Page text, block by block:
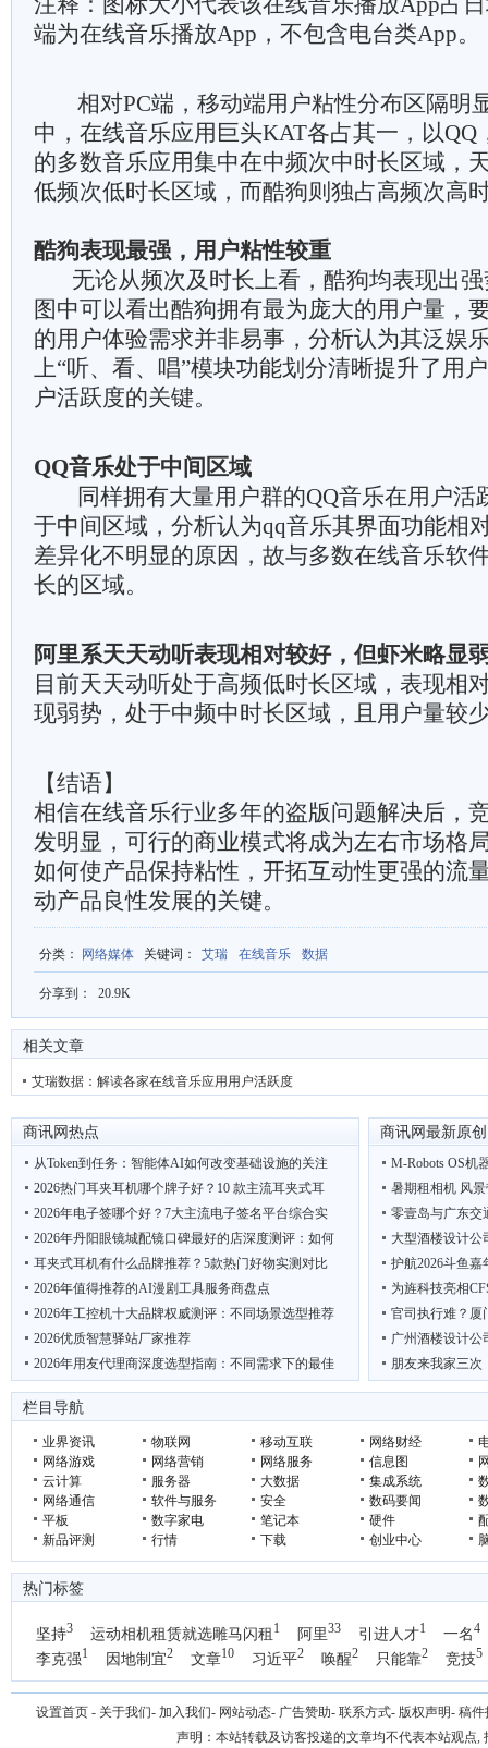
端为在线音乐播放App，不包含电台类App。
相对PC端，移动端用户粘性分布区隔明
中，在线音乐应用巨头KAT各占其一，以QQ
的多数音乐应用集中在中频次中时长区域，
低频次低时长区域，而酷狗则独占高频次高
酷狗表现最强，用户粘性较重
无论从频次及时长上看，酷狗均表现出强
图中可以看出酷狗拥有最为庞大的用户量，
的用户体验需求并非易事，分析认为其泛娱
上“听、看、唱”模块功能划分清晰提升了用
户活跃度的关键。
QQ音乐处于中间区域
同样拥有大量用户群的QQ音乐在用户活
于中间区域，分析认为qq音乐其界面功能相
差异化不明显的原因，故与多数在线音乐软
长的区域。
阿里系天天动听表现相对较好，但虾米略显
目前天天动听处于高频低时长区域，表现相
现弱势，处于中频中时长区域，且用户量较
【结语】
相信在线音乐行业多年的盗版问题解决后，
发明显，可行的商业模式将成为左右市场格
如何使产品保持粘性，开拓互动性更强的流
动产品良性发展的关键。
分类 ： 网络媒体 关键词 ： 艾瑞 在线音乐 数据
分享到： 20.9K
相关文章
艾瑞数据：解读各家在线音乐应用用户活跃度
商讯网热点
从Token到任务：智能体AI如何改变基础设施的关注
2026热门耳夹耳机哪个牌子好？10 款主流耳夹式耳
2026年电子签哪个好？7大主流电子签名平台综合实
2026年丹阳眼镜城配镜口碑最好的店深度测评：如何
耳夹式耳机有什么品牌推荐？5款热门好物实测对比
2026年值得推荐的AI漫剧工具服务商盘点
2026年工控机十大品牌权威测评：不同场景选型推荐
2026优质智慧驿站厂家推荐
2026年用友代理商深度选型指南：不同需求下的最佳
热门耳夹式耳机测评：8款高性价比主流机型，总有
商讯网最新原创
M-Robots OS机
暑期租相机 风
零壹岛与广东交
大型酒楼设计公
护航2026斗鱼
为旌科技亮相
官司执行难？厦
广州酒楼设计公
朋友来我家三次
低碳先锋 绿动
栏目导航
业界资讯 物联网 移动互联 网络财经
网络游戏
网络营销 网络服务 信息图
云计算
服务器 大数据 集成系统
网络通信
软件与服务 安全 数码要闻
平板
数字家电 笔记本 硬件
新品评测
行情 下载 创业中心
热门标签
坚持3 运动相机租赁就选雕马闪租 1 阿里33 引进人才1 一名4
李克强1 因地制宜2 文章10 习近平2 唤醒2 只能靠2 竞技5
设置首页 - 关于我们- 加入我们- 网站动态- 广告赞助- 联系方式- 版权声明- 稿件
声明：本站转载及访客投递的文章均不代表本站观点